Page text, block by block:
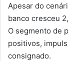
Apesar do
banco cresceu
O segmento de
positivos,
consignado.